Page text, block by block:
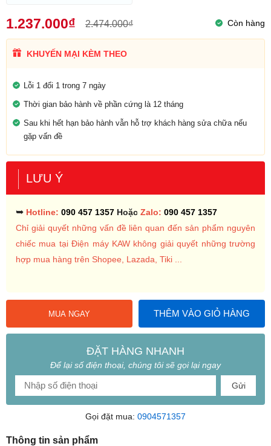
1.237.000₫ 2.474.000₫ Còn hàng
KHUYẾN MẠI KÈM THEO
Lỗi 1 đổi 1 trong 7 ngày
Thời gian bảo hành về phần cứng là 12 tháng
Sau khi hết hạn bảo hành vẫn hỗ trợ khách hàng sửa chữa nếu
gặp vấn đề
LƯU Ý
➥ Hotline: 090 457 1357 Hoặc Zalo: 090 457 1357
Chỉ giải quyết những vấn đề liên quan đến sản phẩm nguyên
chiếc mua tại Điện máy KAW không giải quyết những trường
hợp mua hàng trên Shopee, Lazada, Tiki ...
MUA NGAY THÊM VÀO GIỎ HÀNG
ĐẶT HÀNG NHANH
Để lại số điện thoại, chúng tôi sẽ gọi lại ngay
Gửi
Gọi đặt mua: 0904571357
Thông tin sản phẩm